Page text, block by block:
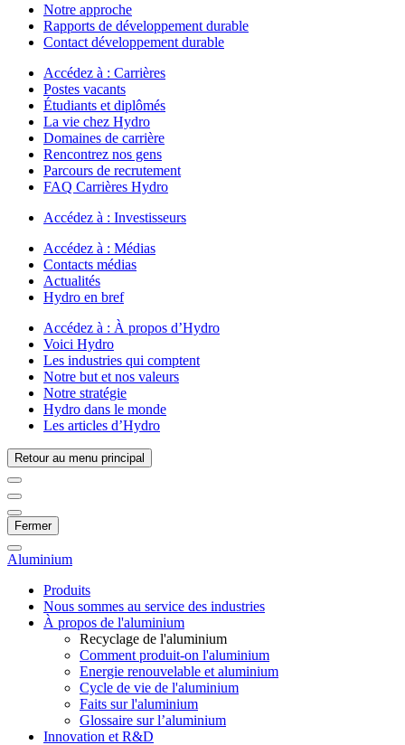
Notre approche
Rapports de développement durable
Contact développement durable
Accédez à : Carrières
Postes vacants
Étudiants et diplômés
La vie chez Hydro
Domaines de carrière
Rencontrez nos gens
Parcours de recrutement
FAQ Carrières Hydro
Accédez à : Investisseurs
Accédez à : Médias
Contacts médias
Actualités
Hydro en bref
Accédez à : À propos d’Hydro
Voici Hydro
Les industries qui comptent
Notre but et nos valeurs
Notre stratégie
Hydro dans le monde
Les articles d’Hydro
Retour au menu principal
Fermer
Aluminium
Produits
Nous sommes au service des industries
À propos de l'aluminium
Recyclage de l'aluminium
Comment produit-on l'aluminium
Energie renouvelable et aluminium
Cycle de vie de l'aluminium
Faits sur l'aluminium
Glossaire sur l’aluminium
Innovation et R&D